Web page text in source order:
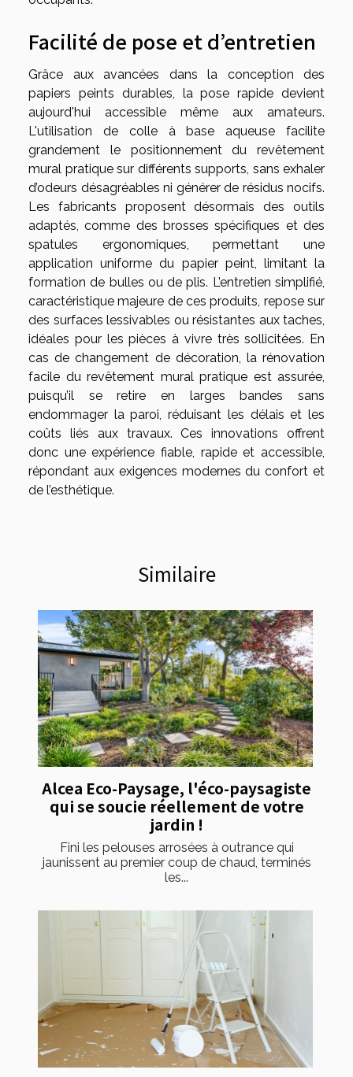
Facilité de pose et d’entretien
Grâce aux avancées dans la conception des
papiers peints durables, la pose rapide devient
aujourd'hui accessible même aux amateurs.
L'utilisation de colle à base aqueuse facilite
grandement le positionnement du revêtement
mural pratique sur différents supports, sans exhaler
d’odeurs désagréables ni générer de résidus nocifs.
Les fabricants proposent désormais des outils
adaptés, comme des brosses spécifiques et des
spatules ergonomiques, permettant une
application uniforme du papier peint, limitant la
formation de bulles ou de plis. L’entretien simplifié,
caractéristique majeure de ces produits, repose sur
des surfaces lessivables ou résistantes aux taches,
idéales pour les pièces à vivre très sollicitées. En
cas de changement de décoration, la rénovation
facile du revêtement mural pratique est assurée,
puisqu’il se retire en larges bandes sans
endommager la paroi, réduisant les délais et les
coûts liés aux travaux. Ces innovations offrent
donc une expérience fiable, rapide et accessible,
répondant aux exigences modernes du confort et
de l’esthétique.
Similaire
Alcea Eco-Paysage, l'éco-paysagiste
qui se soucie réellement de votre
jardin !
Fini les pelouses arrosées à outrance qui
jaunissent au premier coup de chaud, terminés
les...